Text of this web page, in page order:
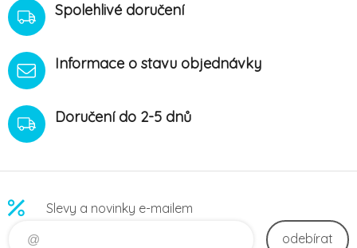
Spolehlivé doručení
Informace o stavu objednávky
Doručení do 2-5 dnů
Slevy a novinky e-mailem
odebírat